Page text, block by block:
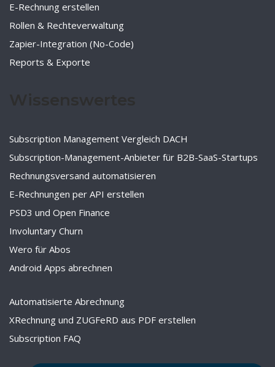
E-Rechnung erstellen
Rollen & Rechteverwaltung
Zapier-Integration (No-Code)
Reports & Exporte
Subscription Management Vergleich DACH
Subscription-Management-Anbieter für B2B-SaaS-Startups
Rechnungsversand automatisieren
E-Rechnungen per API erstellen
PSD3 und Open Finance
Involuntary Churn
Wero für Abos
Android Apps abrechnen
Automatisierte Abrechnung
XRechnung und ZUGFeRD aus PDF erstellen
Subscription FAQ